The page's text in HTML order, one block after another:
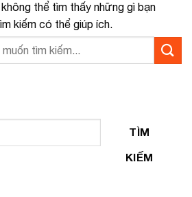
thể tìm thấy những gì bạn
kiếm có thể giúp ích.
TÌM
KIẾM